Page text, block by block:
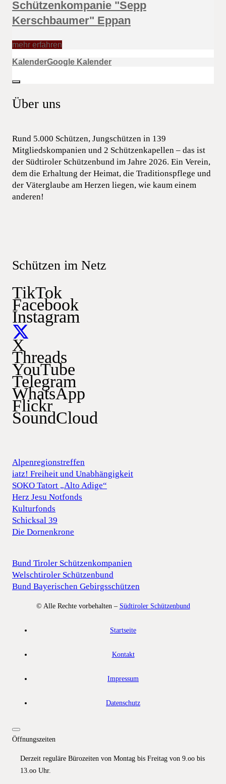
Schützenkompanie "Sepp
Kerschbaumer" Eppan
mehr erfahren
KalenderGoogle Kalender
Über uns
Rund 5.000 Schützen, Jungschützen in 139
Mitgliedskompanien und 2 Schützenkapellen – das ist
der Südtiroler Schützenbund im Jahre 2026. Ein Verein,
dem die Erhaltung der Heimat, die Traditionspflege und
der Väterglaube am Herzen liegen, wie kaum einem
anderen!
Schützen im Netz
TikTok
Facebook
Instagram
X
Threads
YouTube
Telegram
WhatsApp
Flickr
SoundCloud
Alpenregionstreffen
iatz! Freiheit und Unabhängigkeit
SOKO Tatort „Alto Adige“
Herz Jesu Notfonds
Kulturfonds
Schicksal 39
Die Dornenkrone
Bund Tiroler Schützenkompanien
Welschtiroler Schützenbund
Bund Bayerischen Gebirgsschützen
© Alle Rechte vorbehalten – Südtiroler Schützenbund
Startseite
Kontakt
Impressum
Datenschutz
Öffnungszeiten
Derzeit reguläre Bürozeiten von Montag bis Freitag von 9.oo bis
13.oo Uhr.